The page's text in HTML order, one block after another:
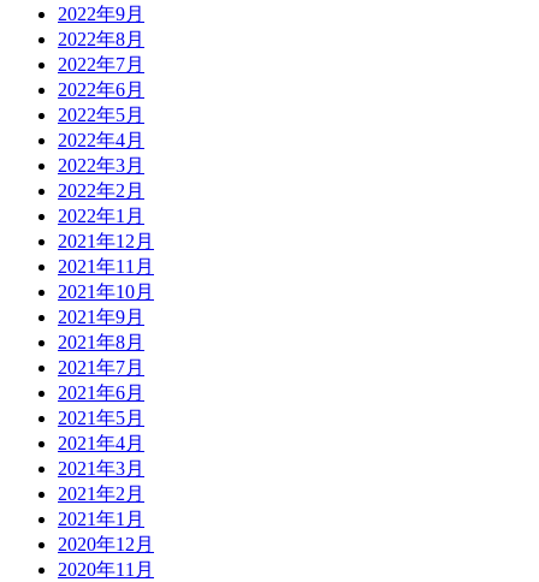
2022年9月
2022年8月
2022年7月
2022年6月
2022年5月
2022年4月
2022年3月
2022年2月
2022年1月
2021年12月
2021年11月
2021年10月
2021年9月
2021年8月
2021年7月
2021年6月
2021年5月
2021年4月
2021年3月
2021年2月
2021年1月
2020年12月
2020年11月